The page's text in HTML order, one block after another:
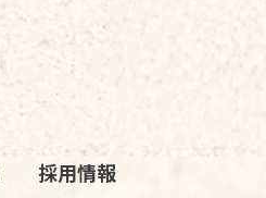
採用情報